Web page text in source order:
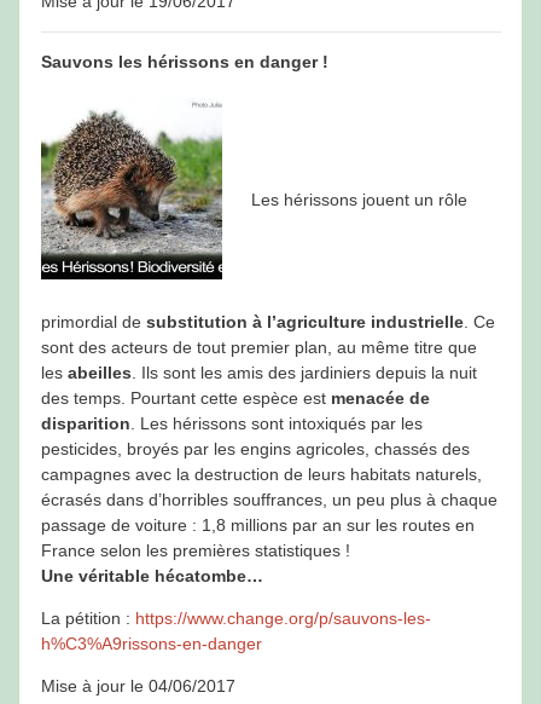
Sauvons les hérissons en danger !
Les hérissons jouent un rôle
primordial de substitution à l’agriculture industrielle. Ce
sont des acteurs de tout premier plan, au même titre que
les abeilles . Ils sont les amis des jardiniers depuis la nuit
des temps. Pourtant cette espèce est menacée de
disparition . Les hérissons sont intoxiqués par les
pesticides, broyés par les engins agricoles, chassés des
campagnes avec la destruction de leurs habitats naturels,
écrasés dans d’horribles souffrances, un peu plus à chaque
passage de voiture : 1,8 millions par an sur les routes en
France selon les premières statistiques !
Une véritable hécatombe…
La pétition : https://www.change.org/p/sauvons-les-
h%C3%A9rissons-en-danger
Mise à jour le 04/06/2017